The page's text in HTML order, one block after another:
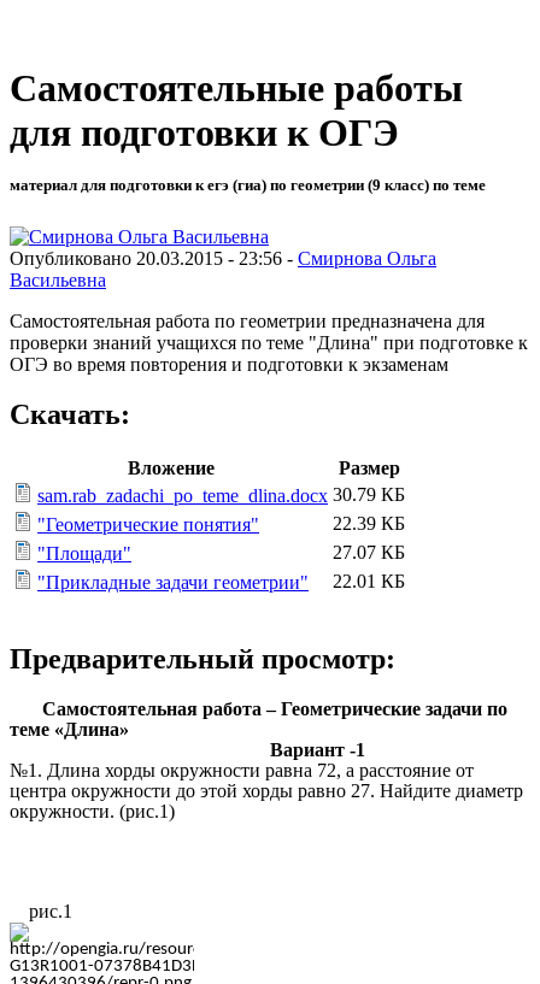
Самостоятельные работы
для подготовки к ОГЭ
материал для подготовки к егэ (гиа) по геометрии (9 класс) по теме
Опубликовано 20.03.2015 - 23:56 - Смирнова Ольга
Васильевна
Самостоятельная работа по геометрии предназначена для
проверки знаний учащихся по теме "Длина" при подготовке к
ОГЭ во время повторения и подготовки к экзаменам
Скачать:
Вложение
Размер
sam.rab_zadachi_po_teme_dlina.docx 30.79 КБ
"Геометрические понятия"
22.39 КБ
"Площади"
27.07 КБ
"Прикладные задачи геометрии"
22.01 КБ
Предварительный просмотр:
Самостоятельная работа – Геометрические задачи по
теме «Длина»
Вариант -1
№1. Длина хорды окружности равна 72, а расстояние от
центра окружности до этой хорды равно 27. Найдите диаметр
окружности. (рис.1)
рис.1